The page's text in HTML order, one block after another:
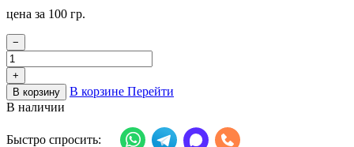
цена за 100 гр.
−
+
В корзину
В корзине Перейти
В наличии
Быстро спросить: